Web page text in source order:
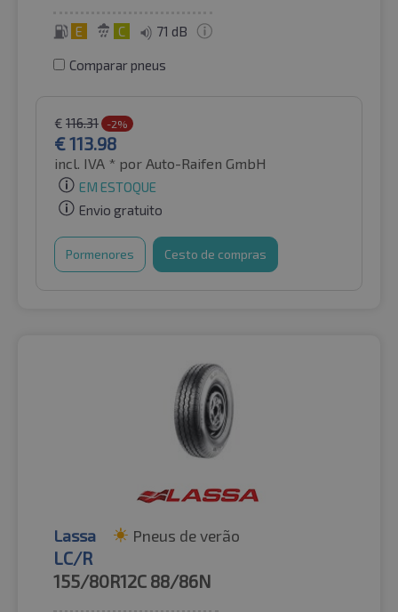
E C 71 dB
Comparar pneus
€ 116.31 -2%
€113.98
incl. IVA * por Auto-Raifen GmbH
EM ESTOQUE
Envio gratuito
Pormenores Cesto de compras
Lassa Pneus de verão
LC/R
155/80R12C 88/86N